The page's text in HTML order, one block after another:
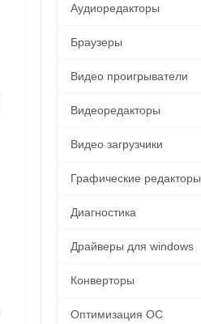
Аудиоредакторы
Браузеры
Видео проигрыватели
Видеоредакторы
Видео загрузчики
Графические редакторы
Диагностика
Драйверы для windows
Конверторы
Оптимизация ОС